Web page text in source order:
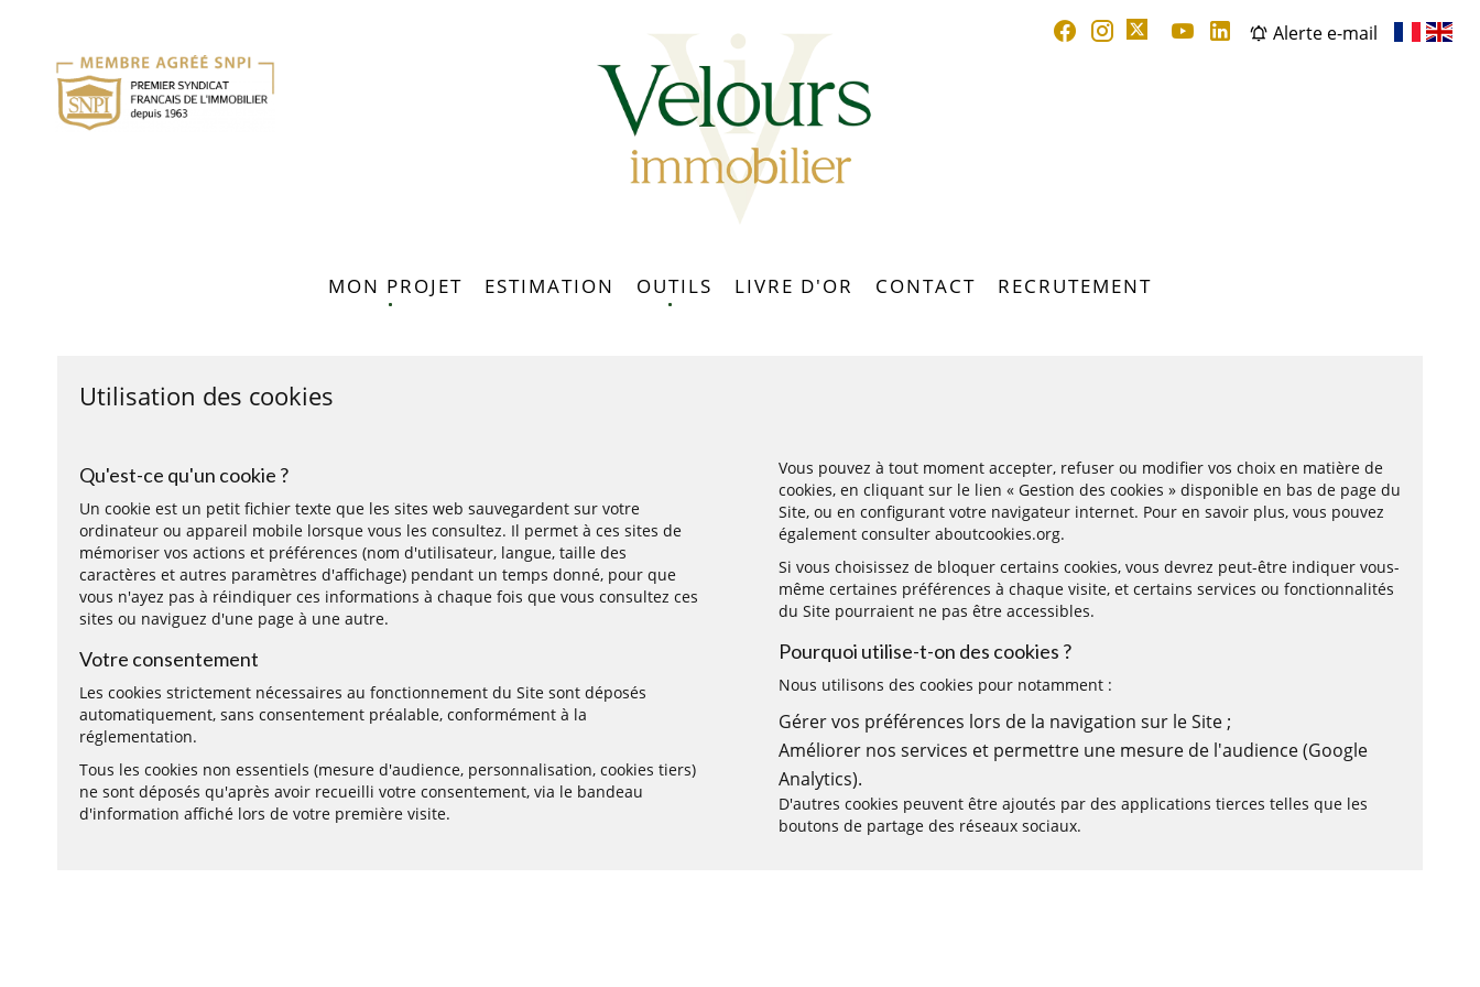
Alerte e-mail
MON PROJET
METTRE EN VENTE
CONFIER MA RECHERCHE
ESTIMATION
OUTILS
LIVRE D'OR CONTACT RECRUTEMENT
Utilisation des cookies
Qu'est-ce qu'un cookie ?
Un cookie est un petit fichier texte que les sites web sauvegardent sur votre
ordinateur ou appareil mobile lorsque vous les consultez. Il permet à ces sites de
mémoriser vos actions et préférences (nom d'utilisateur, langue, taille des
caractères et autres paramètres d'affichage) pendant un temps donné, pour que
vous n'ayez pas à réindiquer ces informations à chaque fois que vous consultez ces
sites ou naviguez d'une page à une autre.
Votre consentement
Les cookies strictement nécessaires au fonctionnement du Site sont déposés
automatiquement, sans consentement préalable, conformément à la
réglementation.
Tous les cookies non essentiels (mesure d'audience, personnalisation, cookies tiers)
ne sont déposés qu'après avoir recueilli votre consentement, via le bandeau
d'information affiché lors de votre première visite.
Vous pouvez à tout moment accepter, refuser ou modifier vos choix en matière de
cookies, en cliquant sur le lien « Gestion des cookies » disponible en bas de page du
Site, ou en configurant votre navigateur internet. Pour en savoir plus, vous pouvez
également consulter aboutcookies.org.
Si vous choisissez de bloquer certains cookies, vous devrez peut-être indiquer vous-
même certaines préférences à chaque visite, et certains services ou fonctionnalités
du Site pourraient ne pas être accessibles.
Pourquoi utilise-t-on des cookies ?
Nous utilisons des cookies pour notamment :
Gérer vos préférences lors de la navigation sur le Site ;
Améliorer nos services et permettre une mesure de l'audience (Google
Analytics).
D'autres cookies peuvent être ajoutés par des applications tierces telles que les
boutons de partage des réseaux sociaux.